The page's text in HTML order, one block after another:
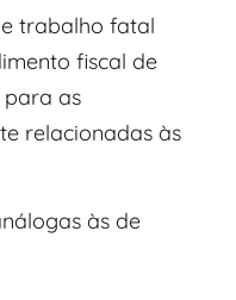
trabalho fatal
fiscal de
para as
relacionadas às
às de